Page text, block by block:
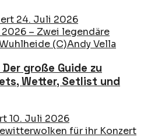
24. Juli 2026
große Guide zu
Wetter, Setlist und
10. Juli 2026